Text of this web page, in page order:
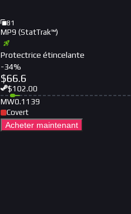
81
MP9 (StatTrak™)
Protectrice étincelante
-34%
$66.6
$102.00
MW0.1139
Covert
Acheter maintenant